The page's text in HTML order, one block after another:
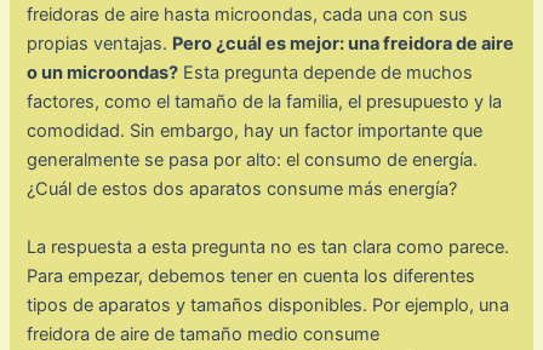
freidoras de aire hasta microondas, cada una con sus
propias ventajas. Pero ¿cuál es mejor: una freidora de aire
o un microondas? Esta pregunta depende de muchos
factores, como el tamaño de la familia, el presupuesto y la
comodidad. Sin embargo, hay un factor importante que
generalmente se pasa por alto: el consumo de energía.
¿Cuál de estos dos aparatos consume más energía?
La respuesta a esta pregunta no es tan clara como parece.
Para empezar, debemos tener en cuenta los diferentes
tipos de aparatos y tamaños disponibles. Por ejemplo, una
freidora de aire de tamaño medio consume